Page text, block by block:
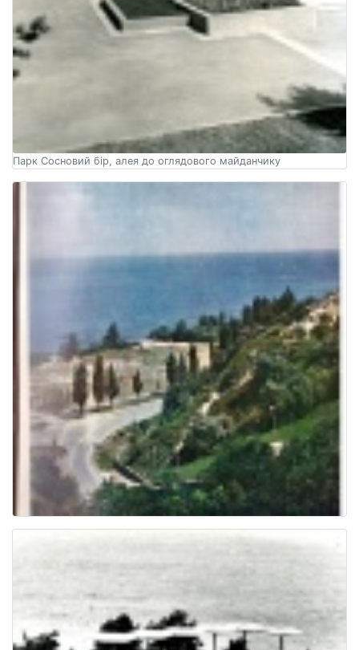
Парк Сосновий бір, алея до оглядового майданчику